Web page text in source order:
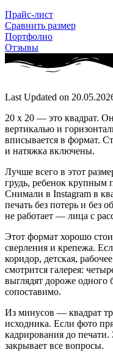
Прайс-лист
Сравнить размер
Портфолио
Отзывы
Last Updated on
20 x 20 — это квадрат.
вертикалью и
вписывается в формат.
и натяжка включены.
Лучше всего в этот
грудь, ребенок крупным
Снимали в Instagram в
печать без потерь и без
не работает — лица с
Этот формат хорошо
сверления и крепежа.
коридор, детская,
смотрится галерея:
выглядят дороже одного
сопоставимо.
Из минусов — квадрат
исходника. Если фото
кадрирования до
закрывает все вопросы.